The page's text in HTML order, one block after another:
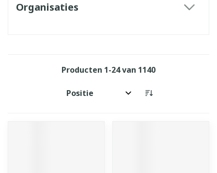
Organisaties
Producten 1-24van 1140
Sorteer op: